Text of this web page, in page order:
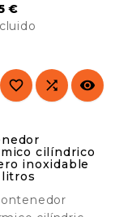
para
y
hoteles,
buffet, etc.
€
  
cilíndrico
inoxidable
litros